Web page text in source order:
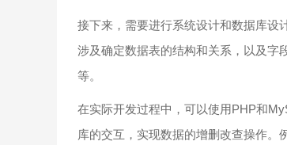
接下来，需要进行系统设计和数据库设
涉及确定数据表的结构和关系，以及字
等。
在实际开发过程中，可以使用PHP和
库的交互，实现数据的增删改查操作